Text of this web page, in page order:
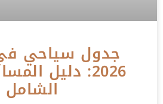
جدول سياحي في
2026: دليل
الشامل